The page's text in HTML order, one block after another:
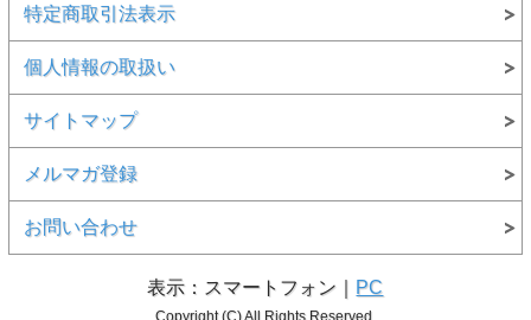
特定商取引法表示
個人情報の取扱い
サイトマップ
メルマガ登録
お問い合わせ
表示：スマートフォン｜ PC
Copyright (C) All Rights Reserved.